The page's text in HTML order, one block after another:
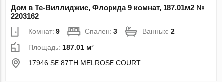
Дом в Те-Виллиджис, Флорида 9 комнат, 187.01м2 №
2203162
Комнат:9 Спален:3 Ванных:2
Площадь: 187.01 м²
17946 SE 87TH MELROSE COURT